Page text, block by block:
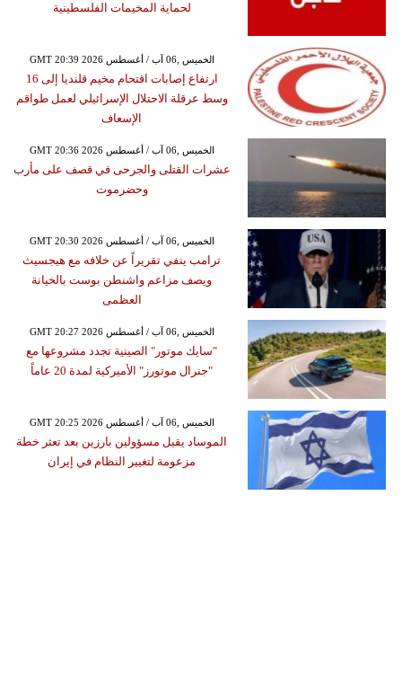
لحماية المخيمات الفلسطينية
GMT 20:39 2026 الخميس ,06 آب / أغسطس
ارتفاع إصابات اقتحام مخيم قلنديا إلى 16
وسط عرقلة الاحتلال الإسرائيلي لعمل طواقم
الإسعاف
GMT 20:36 2026 الخميس ,06 آب / أغسطس
عشرات القتلى والجرحى في قصف على مأرب
وحضرموت
GMT 20:30 2026 الخميس ,06 آب / أغسطس
ترامب ينفي تقريراً عن خلافه مع هيجسيث
ويصف مزاعم واشنطن بوست بالخيانة
العظمى
GMT 20:27 2026 الخميس ,06 آب / أغسطس
"سايك موتور" الصينية تجدد مشروعها مع
"جنرال موتورز" الأميركية لمدة 20 عاماً
GMT 20:25 2026 الخميس ,06 آب / أغسطس
الموساد يقيل مسؤولين بارزين بعد تعثر خطة
مزعومة لتغيير النظام في إيران